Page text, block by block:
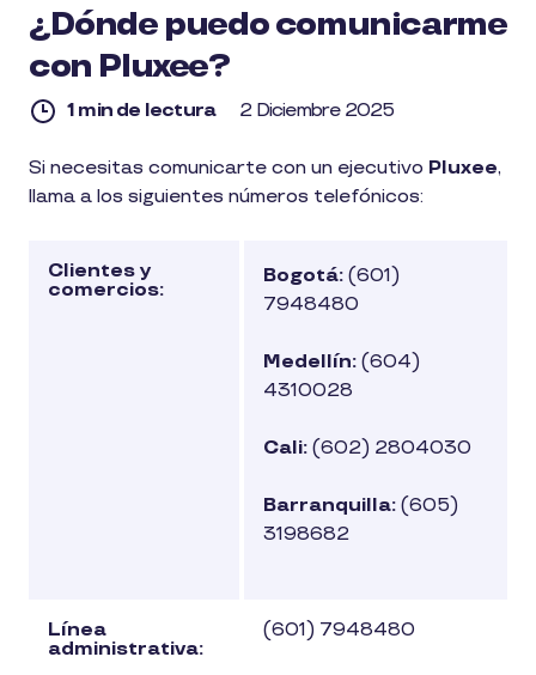
¿Dónde puedo comunicarme
con Pluxee?
1 min de lectura 2 Diciembre 2025
1
de
Si necesitas comunicarte con un ejecutivo Pluxee,
llama a los siguientes números telefónicos:
Clientes y
comercios:
Bogotá: (601)
7948480
Medellín: (604)
4310028
Cali: (602) 2804030
Barranquilla: (605)
3198682
Línea
administrativa:
(601) 7948480